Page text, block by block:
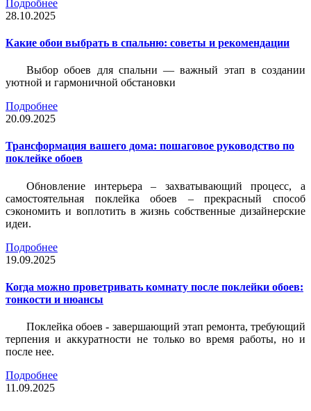
Подробнее
28.10.2025
Какие обои выбрать в спальню: советы и рекомендации
Выбор обоев для спальни — важный этап в создании
уютной и гармоничной обстановки
Подробнее
20.09.2025
Трансформация вашего дома: пошаговое руководство по
поклейке обоев
Обновление интерьера – захватывающий процесс, а
самостоятельная поклейка обоев – прекрасный способ
сэкономить и воплотить в жизнь собственные дизайнерские
идеи.
Подробнее
19.09.2025
Когда можно проветривать комнату после поклейки обоев:
тонкости и нюансы
Поклейка обоев - завершающий этап ремонта, требующий
терпения и аккуратности не только во время работы, но и
после нее.
Подробнее
11.09.2025